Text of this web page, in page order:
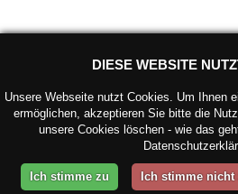
DIESE WEBSITE
Unsere Webseite nutzt Cookies. Um Ihnen
ermöglichen, akzeptieren Sie bitte die
unsere Cookies löschen - wie das
Ich stimme zu Ich stimme nicht